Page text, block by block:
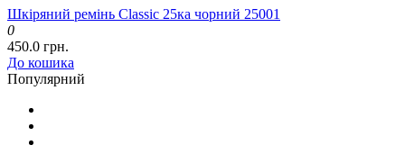
Шкіряний ремінь Classic 25ка чорний 25001
0
450.0 грн.
До кошика
Популярний